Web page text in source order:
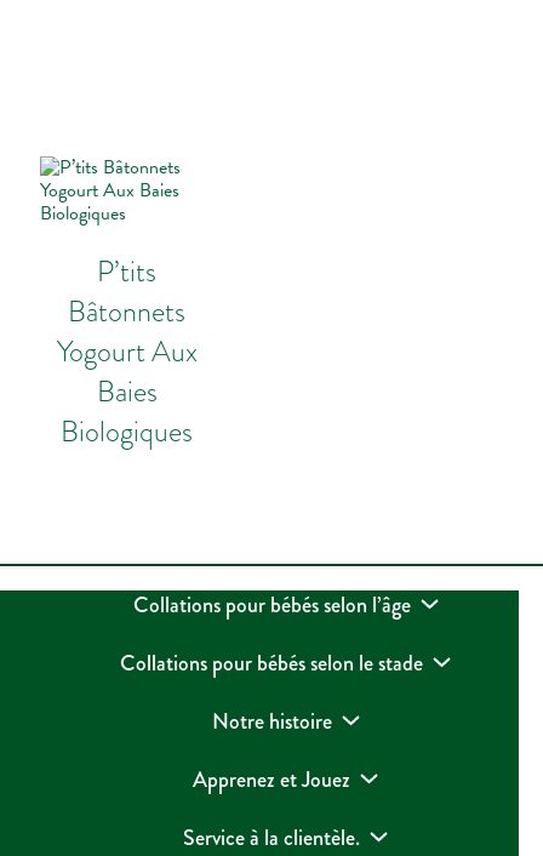
P’tits
Bâtonnets
Yogourt Aux
Baies
Biologiques
Collations pour bébés selon l’âge
Collations pour bébés selon le stade
Notre histoire
Apprenez et Jouez
Service à la clientèle.